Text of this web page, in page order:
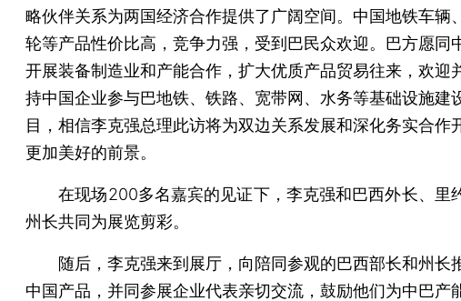
略伙伴关系为两国经济合作提供了广阔空间。中国地铁车辆
轮等产品性价比高，竞争力强，受到巴民众欢迎。巴方愿同
开展装备制造业和产能合作，扩大优质产品贸易往来，欢迎
持中国企业参与巴地铁、铁路、宽带网、水务等基础设施建
目，相信李克强总理此访将为双边关系发展和深化务实合作
更加美好的前景。
在现场200多名嘉宾的见证下，李克强和巴西外长、里
州长共同为展览剪彩。
随后，李克强来到展厅，向陪同参观的巴西部长和州长
中国产品，并同参展企业代表亲切交流，鼓励他们为中巴产